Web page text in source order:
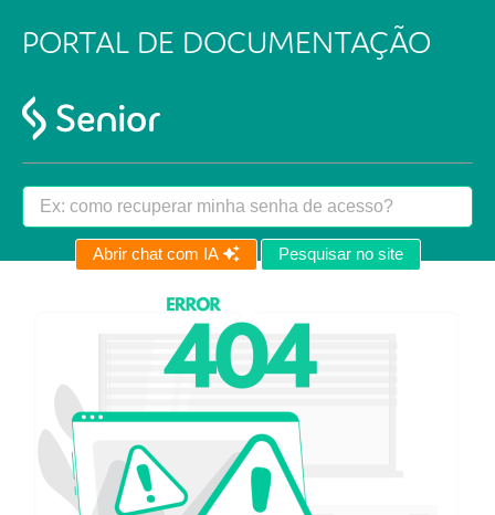
PORTAL DE DOCUMENTAÇÃO
Abrir chat com IA Pesquisar no site